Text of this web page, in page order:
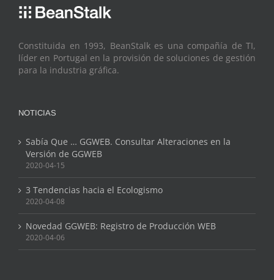
Constituida en 1993, BeanStalk es una compañía de TI,
líder en Portugal en la provisión de soluciones de gestión
para la industria gráfica.
NOTICIAS
Sabía Que … GGWEB. Consultar Alteraciones en la
Versión de GGWEB
2020-04-15
3 Tendencias hacia el Ecologismo
2020-04-08
Novedad GGWEB: Registro de Producción WEB
2020-04-06